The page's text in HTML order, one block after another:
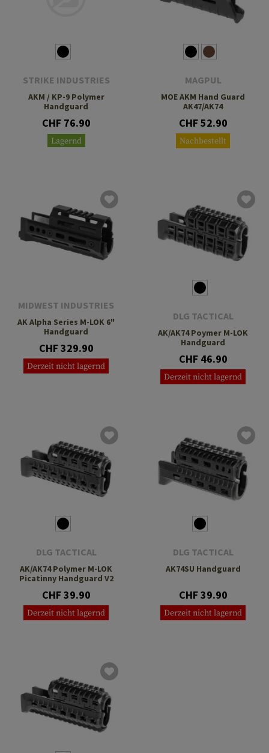
STRIKE INDUSTRIES
AKM / KP-9 Polymer
Handguard
CHF 76.90
Lagernd
MAGPUL
MOE AKM Hand Guard
AK47/AK74
CHF 52.90
Nachbestellt
MIDWEST INDUSTRIES
AK Alpha Series M-LOK 6"
Handguard
CHF 329.90
Derzeit nicht lagernd
DLG TACTICAL
AK/AK74 Poymer M-LOK
Handguard
CHF 46.90
Derzeit nicht lagernd
DLG TACTICAL
AK/AK74 Polymer M-LOK
Picatinny Handguard V2
CHF 39.90
Derzeit nicht lagernd
DLG TACTICAL
AK74SU Handguard
CHF 39.90
Derzeit nicht lagernd